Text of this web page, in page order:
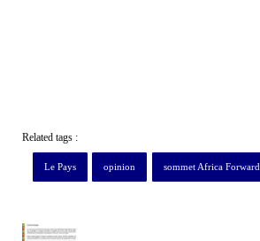
Related tags :
Le Pays opinion sommet Africa Forward